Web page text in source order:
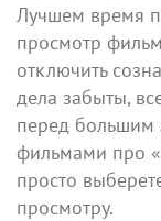
Лучшем время
просмотр
отключить
дела забыты,
перед большим
фильмами про
просто
просмотру.